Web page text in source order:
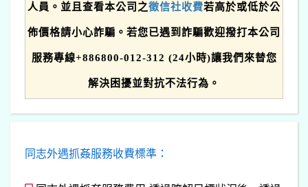
人員。並且查看本公司之徵信社收費若高於或低於公
佈價格請小心詐騙。若您已遇到詐騙歡迎撥打本公司
服務專線+886800-012-312 (24小時)讓我們來替您
解決困擾並對抗不法行為。
同志外遇抓姦服務收費標準：